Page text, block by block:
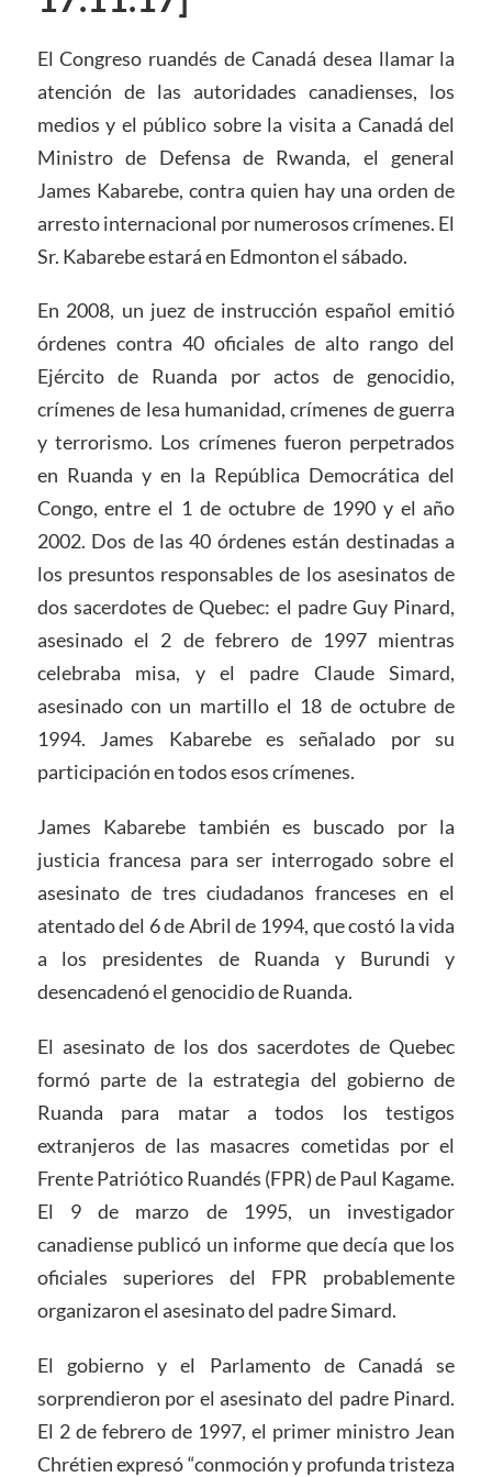
El Congreso ruandés de Canadá desea llamar la
atención de las autoridades canadienses, los
medios y el público sobre la visita a Canadá del
Ministro de Defensa de Rwanda, el general
James Kabarebe, contra quien hay una orden de
arresto internacional por numerosos crímenes. El
Sr. Kabarebe estará en Edmonton el sábado.
En 2008, un juez de instrucción español emitió
órdenes contra 40 oficiales de alto rango del
Ejército de Ruanda por actos de genocidio,
crímenes de lesa humanidad, crímenes de guerra
y terrorismo. Los crímenes fueron perpetrados
en Ruanda y en la República Democrática del
Congo, entre el 1 de octubre de 1990 y el año
2002. Dos de las 40 órdenes están destinadas a
los presuntos responsables de los asesinatos de
dos sacerdotes de Quebec: el padre Guy Pinard,
asesinado el 2 de febrero de 1997 mientras
celebraba misa, y el padre Claude Simard,
asesinado con un martillo el 18 de octubre de
1994. James Kabarebe es señalado por su
participación en todos esos crímenes.
James Kabarebe también es buscado por la
justicia francesa para ser interrogado sobre el
asesinato de tres ciudadanos franceses en el
atentado del 6 de Abril de 1994, que costó la vida
a los presidentes de Ruanda y Burundi y
desencadenó el genocidio de Ruanda.
El asesinato de los dos sacerdotes de Quebec
formó parte de la estrategia del gobierno de
Ruanda para matar a todos los testigos
extranjeros de las masacres cometidas por el
Frente Patriótico Ruandés (FPR) de Paul Kagame.
El 9 de marzo de 1995, un investigador
canadiense publicó un informe que decía que los
oficiales superiores del FPR probablemente
organizaron el asesinato del padre Simard.
El gobierno y el Parlamento de Canadá se
sorprendieron por el asesinato del padre Pinard.
El 2 de febrero de 1997, el primer ministro Jean
Chrétien expresó “conmoción y profunda tristeza